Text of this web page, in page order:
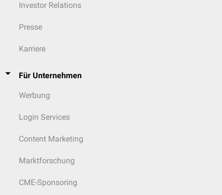
Investor Relations
Presse
Karriere
Für Unternehmen
Werbung
Login Services
Content Marketing
Marktforschung
CME-Sponsoring